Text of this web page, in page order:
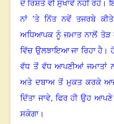
ਦੇ ਰਿਸ਼ਤੇ ਵੀ ਸੁਖਾਵੇਂ ਨਹੀਂ ਰਹੇ ।
ਨਾਂ ’ਤੇ ਨਿੱਤ ਨਵੇਂ ਤਜਰਬੇ
ਅਧਿਆਪਕ ਨੂੰ ਜਮਾਤ ਨਾਲੋਂ ਤੋੜ
ਵਿੱਚ ਉਲਝਾਇਆ ਜਾ ਰਿਹਾ ਹੈ ।
ਵੱਧ ਤੋਂ ਵੱਧ ਆਪਣੀਆਂ ਜਮਾਤਾਂ
ਅਤੇ ਦਬਾਅ ਤੋਂ ਮੁਕਤ ਕਰਕੇ
ਦਿੱਤਾ ਜਾਵੇ, ਫਿਰ ਹੀ ਉਹ
ਸਕੇਗਾ ।